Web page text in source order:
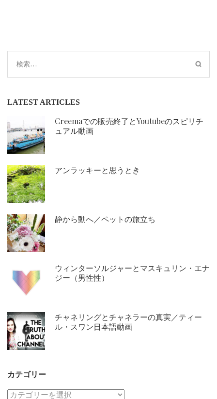
検
索:
LATEST ARTICLES
Creemaでの販売終了とYoutubeのスピリチ
ュアル動画
アンラッキーと思うとき
静から動へ／ペットの旅立ち
ウィンターソルジャーとマスキュリン・エナ
ジー（男性性）
チャネリングとチャネラーの真実／ティー
ル・スワン日本語動画
カテゴリー
カ